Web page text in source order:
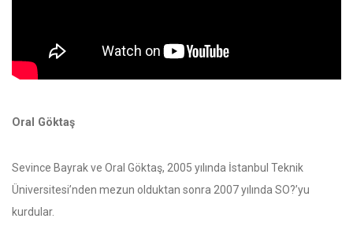
Oral Göktaş
Sevince Bayrak ve Oral Göktaş, 2005 yılında İstanbul Teknik
Üniversitesi’nden mezun olduktan sonra 2007 yılında SO?’yu
kurdular.